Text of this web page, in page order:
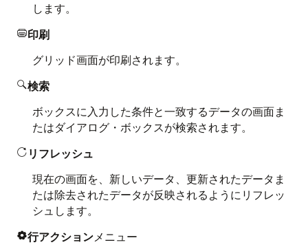
します。
印刷
グリッド画面が印刷されます。
検索
ボックスに入力した条件と一致するデータの画面ま
たはダイアログ・ボックスが検索されます。
 リフレッシュ
現在の画面を、新しいデータ、更新されたデータま
たは除去されたデータが反映されるようにリフレッ
シュします。
行アクションメニュー